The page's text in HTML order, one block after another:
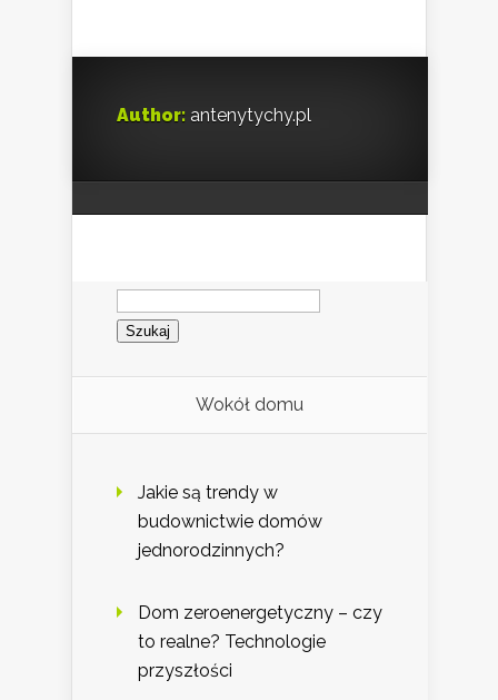
Author: antenytychy.pl
Szukaj:
Wokół domu
Jakie są trendy w
budownictwie domów
jednorodzinnych?
Dom zeroenergetyczny – czy
to realne? Technologie
przyszłości